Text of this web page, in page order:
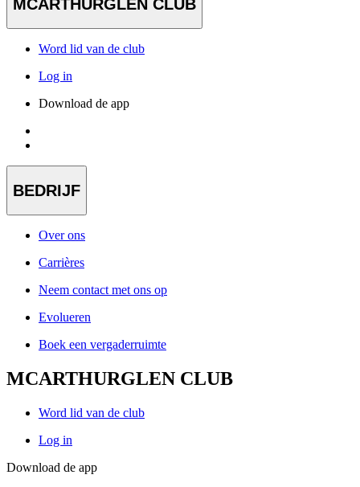
MCARTHURGLEN CLUB
Word lid van de club
Log in
Download de app
BEDRIJF
Over ons
Carrières
Neem contact met ons op
Evolueren
Boek een vergaderruimte
MCARTHURGLEN CLUB
Word lid van de club
Log in
Download de app